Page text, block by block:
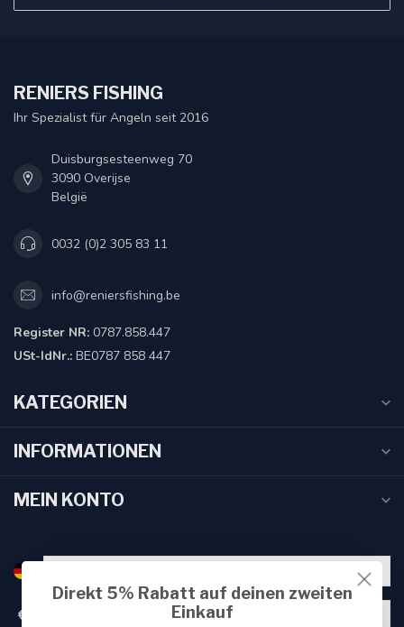
RENIERS FISHING
Ihr Spezialist für Angeln seit 2016
Duisburgsesteenweg 70
3090 Overijse
België
0032 (0)2 305 83 11
info@reniersfishing.be
Register NR: 0787.858.447
USt-IdNr.: BE0787 858 447
KATEGORIEN
INFORMATIONEN
MEIN KONTO
€
Direkt 5% Rabatt auf deinen zweiten
Einkauf